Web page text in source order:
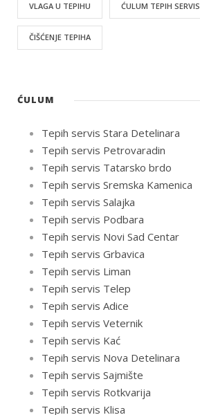
VLAGA U TEPIHU ĆULUM TEPIH SERVIS
ČIŠĆENJE TEPIHA
ĆULUM
Tepih servis Stara Detelinara
Tepih servis Petrovaradin
Tepih servis Tatarsko brdo
Tepih servis Sremska Kamenica
Tepih servis Salajka
Tepih servis Podbara
Tepih servis Novi Sad Centar
Tepih servis Grbavica
Tepih servis Liman
Tepih servis Telep
Tepih servis Adice
Tepih servis Veternik
Tepih servis Kać
Tepih servis Nova Detelinara
Tepih servis Sajmište
Tepih servis Rotkvarija
Tepih servis Klisa